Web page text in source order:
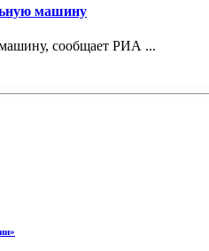
машину
сообщает РИА ...